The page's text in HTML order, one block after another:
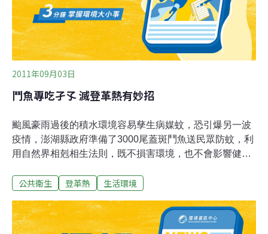
有幾處的盒子積了一層水，志工把積水倒掉後，也不忘提
醒漁民，把水倒掉就不會孳生病媒蚊，「大家才能保健
康。」「這裡的空地太多，保麗龍盒太多」，環
2011年09月03日
鬥魚專吃孑孓 滅登革熱有妙招
颱風豪雨過後的積水環境容易孳生病媒蚊，恐引爆另一波
疫情，澎湖縣政府準備了3000尾蓋斑鬥魚送民眾防蚊，利
用自然界相剋相生法則，既不損害環境，也不會影響健
說，屬於台灣原生種的蓋斑鬥魚是病媒蚊幼蟲的剋星，因
最近有學校反映生態池「蚊蟲肆虐」，師生不堪其擾，水
產種苗繁殖場自行繁衍，除了野放學校生態池做教學用
公共衛生 登革熱 生活環境